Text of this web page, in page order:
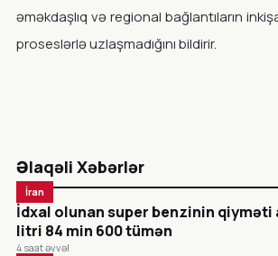
əməkdaşlıq və regional bağlantıların
proseslərlə uzlaşmadığını bildirir.
Əlaqəli Xəbərlər
İran
İdxal olunan super benzinin qiyməti
litri 84 min 600 tümən
4 saat əvvəl